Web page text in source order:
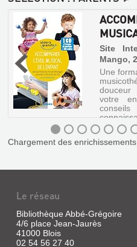
Site
Mango,
Une
votre
sur le
ACCOMPAGNER
DE
Site
Internet
|
Chargement des
Le réseau
Bibliothèque Abbé-Grégoire
4/6 place Jean-Jaurès
41000 Blois
02 54 56 27 40